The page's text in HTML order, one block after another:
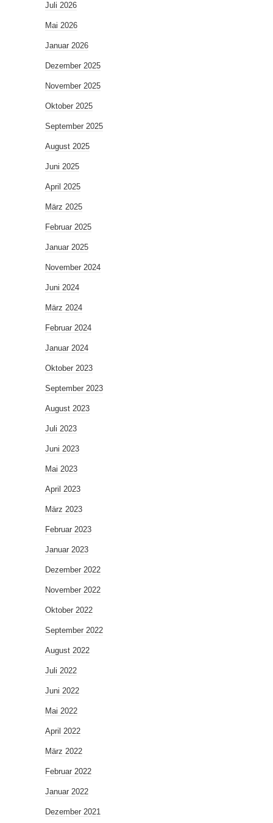
Juli 2026
Mai 2026
Januar 2026
Dezember 2025
November 2025
Oktober 2025
September 2025
August 2025
Juni 2025
April 2025
März 2025
Februar 2025
Januar 2025
November 2024
Juni 2024
März 2024
Februar 2024
Januar 2024
Oktober 2023
September 2023
August 2023
Juli 2023
Juni 2023
Mai 2023
April 2023
März 2023
Februar 2023
Januar 2023
Dezember 2022
November 2022
Oktober 2022
September 2022
August 2022
Juli 2022
Juni 2022
Mai 2022
April 2022
März 2022
Februar 2022
Januar 2022
Dezember 2021